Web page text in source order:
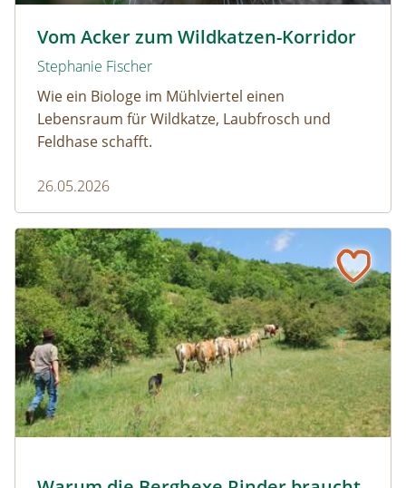
Vom Acker zum Wildkatzen-Korridor
Stephanie Fischer
Wie ein Biologe im Mühlviertel einen
Lebensraum für Wildkatze, Laubfrosch und
Feldhase schafft.
26.05.2026
Naturmagazin: Warum die Berghexe Rinder braucht
Warum die Berghexe Rinder braucht